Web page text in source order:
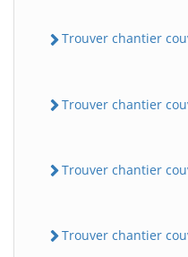
Trouver chantier
Trouver chantier
Trouver chantier
Trouver chantier